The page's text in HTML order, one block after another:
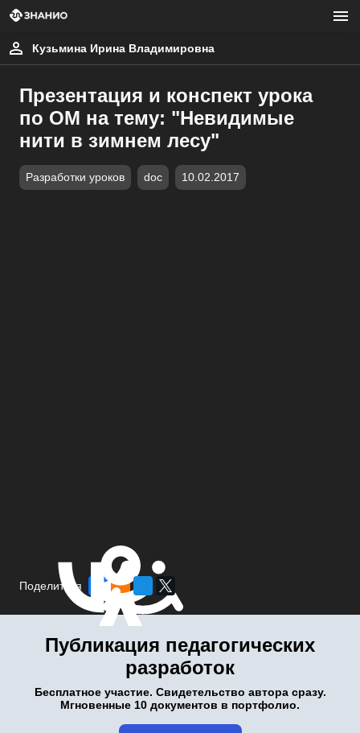
Кузьмина Ирина Владимировна
Презентация и конспект урока
по ОМ на тему: "Невидимые
нити в зимнем лесу"
Разработки уроков doc 10.02.2017
Поделиться
Публикация педагогических
разработок
Бесплатное участие. Свидетельство автора сразу.
Мгновенные 10 документов в портфолио.